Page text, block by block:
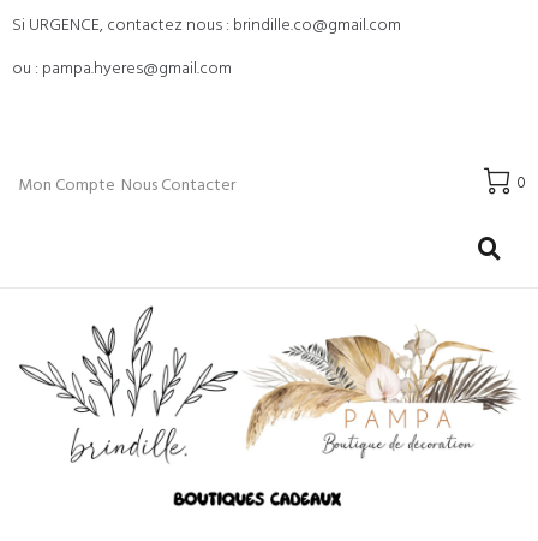
Si URGENCE, contactez nous : brindille.co@gmail.com
ou : pampa.hyeres@gmail.com
Mon Compte Nous Contacter 0